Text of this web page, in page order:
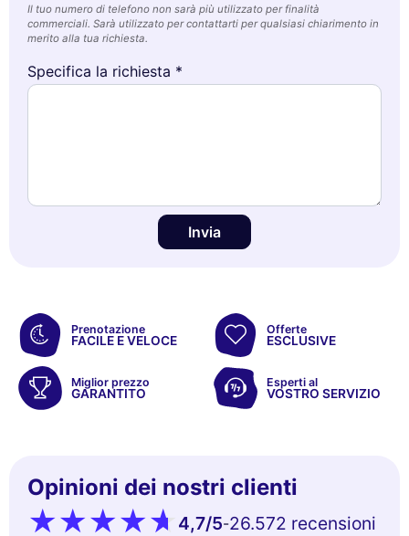
Il tuo numero di telefono non sarà più utilizzato per finalità
commerciali. Sarà utilizzato per contattarti per qualsiasi chiarimento in
merito alla tua richiesta.
Specifica la richiesta *
Invia
Prenotazione
FACILE E VELOCE
Offerte
ESCLUSIVE
Miglior prezzo
GARANTITO
Esperti al
VOSTRO SERVIZIO
Opinioni dei nostri clienti
4,7/5-26.572 recensioni